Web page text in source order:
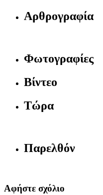
Αρθρογραφία
Φωτογραφίες
Βίντεο
Τώρα
Παρελθόν
Αφήστε σχόλιο